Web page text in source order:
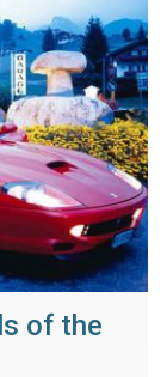
of the